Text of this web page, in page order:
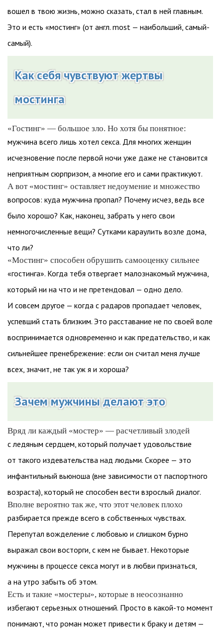
вошел в твою жизнь, можно сказать, стал в ней главным.
Это и есть «мостинг» (от англ. most — наибольший, самый-
самый).
Как себя чувствуют жертвы
мостинга
«Гостинг» — большое зло. Но хотя бы понятное:
мужчина всего лишь хотел секса. Для многих женщин
исчезновение после первой ночи уже даже не становится
неприятным сюрпризом, а многие его и сами практикуют.
А вот «мостинг» оставляет недоумение и множество
вопросов: куда мужчина пропал? Почему исчез, ведь все
было хорошо? Как, наконец, забрать у него свои
немногочисленные вещи? Сутками караулить возле дома,
что ли?
«Мостинг» способен обрушить самооценку сильнее
«гостинга». Когда тебя отвергает малознакомый мужчина,
который ни на что и не претендовал — одно дело.
И совсем другое — когда с радаров пропадает человек,
успевший стать близким. Это расставание не по своей воле
воспринимается одновременно и как предательство, и как
сильнейшее пренебрежение: если он считал меня лучше
всех, значит, не так уж я и хороша?
Зачем мужчины делают это
Вряд ли каждый «мостер» — расчетливый злодей
с ледяным сердцем, который получает удовольствие
от такого издевательства над людьми. Скорее — это
инфантильный вьюноша (вне зависимости от паспортного
возраста), который не способен вести взрослый диалог.
Вполне вероятно так же, что этот человек плохо
разбирается прежде всего в собственных чувствах.
Перепутал вожделение с любовью и слишком бурно
выражал свои восторги, с кем не бывает. Некоторые
мужчины в процессе секса могут и в любви признаться,
а на утро забыть об этом.
Есть и такие «мостеры», которые в неосознанно
избегают серьезных отношений. Просто в какой-то момент
понимают, что роман может привести к браку и детям —